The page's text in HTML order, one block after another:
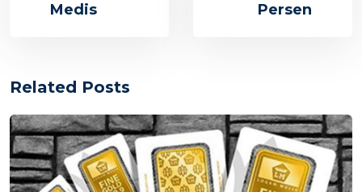
Medis
Persen
Related Posts